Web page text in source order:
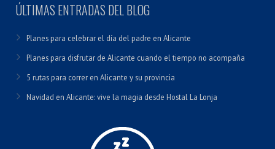
ÚLTIMAS ENTRADAS DEL BLOG
Planes para celebrar el día del padre en Alicante
Planes para disfrutar de Alicante cuando el tiempo no acompaña
5 rutas para correr en Alicante y su provincia
Navidad en Alicante: vive la magia desde Hostal La Lonja